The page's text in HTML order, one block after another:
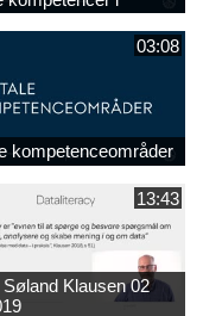
03:08
kompetenceområder
13:43
Klausen 02